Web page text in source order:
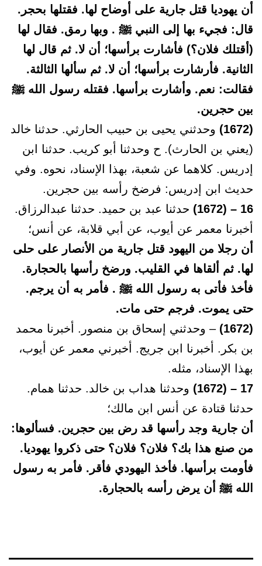
أن يهوديا قتل جارية على أوضاح لها. فقتلها بحجر.
قال: فجيء بها إلى النبي ﷺ . وبها رمق. فقال لها
(أقتلك فلان؟) فأشارت برأسها؛ أن لا. ثم قال لها
الثانية. فأرشارت برأسها؛ أن لا. ثم سألها الثالثة.
فقالت: نعم. وأشارت برأسها. فقتله رسول الله ﷺ
بين حجرين.
(1672)
وحدثني يحيى بن حبيب الحارثي. حدثنا خالد
(يعني بن الحارث). ح وحدثنا أبو كريب. حدثنا ابن
إدريس. كلاهما عن شعبة، بهذا الإسناد، نحوه. وفي
حديث ابن إدريس: فرضخ رأسه بين حجرين.
16 – (1672)
حدثنا عبد بن حميد. حدثنا عبدالرزاق.
أخبرنا معمر عن أيوب، عن أبي قلابة، عن أنس؛
أن رجلا من اليهود قتل جارية من الأنصار على حلى
لها. ثم ألقاها في القليب. ورضخ رأسها بالحجارة.
فأخذ فأتى به رسول الله ﷺ . فأمر به أن يرجم.
حتى يموت. فرجم حتى مات.
(1672)
– وحدثني إسحاق بن منصور. أخبرنا محمد
بن بكر. أخبرنا ابن جريج. أخبرني معمر عن أيوب،
بهذا الإسناد، مثله.
17 – (1672)
وحدثنا هداب بن خالد. حدثنا همام.
حدثنا قتادة عن أنس ابن مالك؛
أن جارية وجد رأسها قد رض بين حجرين. فسألوها:
من صنع هذا بك؟ فلان؟ فلان؟ حتى ذكروا يهوديا.
فأومت برأسها. فأخذ اليهودي فأقر. فأمر به رسول
الله ﷺ أن يرض رأسه بالحجارة.